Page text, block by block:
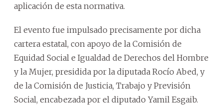
aplicación de esta normativa.
El evento fue impulsado precisamente por dicha
cartera estatal, con apoyo de la Comisión de
Equidad Social e Igualdad de Derechos del Hombre
y la Mujer, presidida por la diputada Rocío Abed, y
de la Comisión de Justicia, Trabajo y Previsión
Social, encabezada por el diputado Yamil Esgaib.